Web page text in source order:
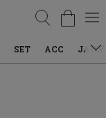
검색
SET ACC JAILY